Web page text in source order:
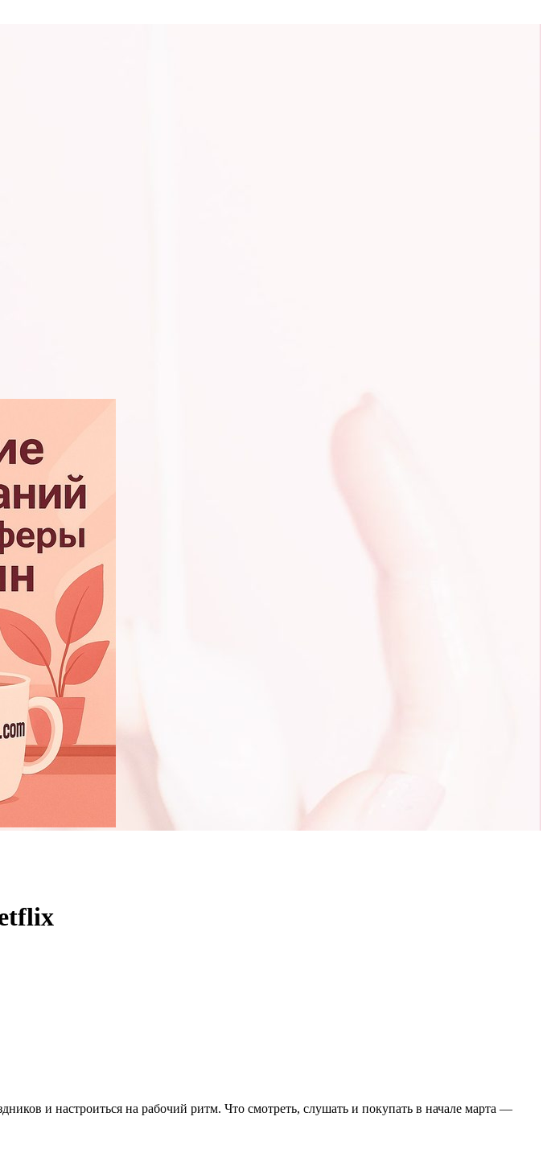
и настроиться на рабочий ритм. Что смотреть, слушать и покупать в начале марта —